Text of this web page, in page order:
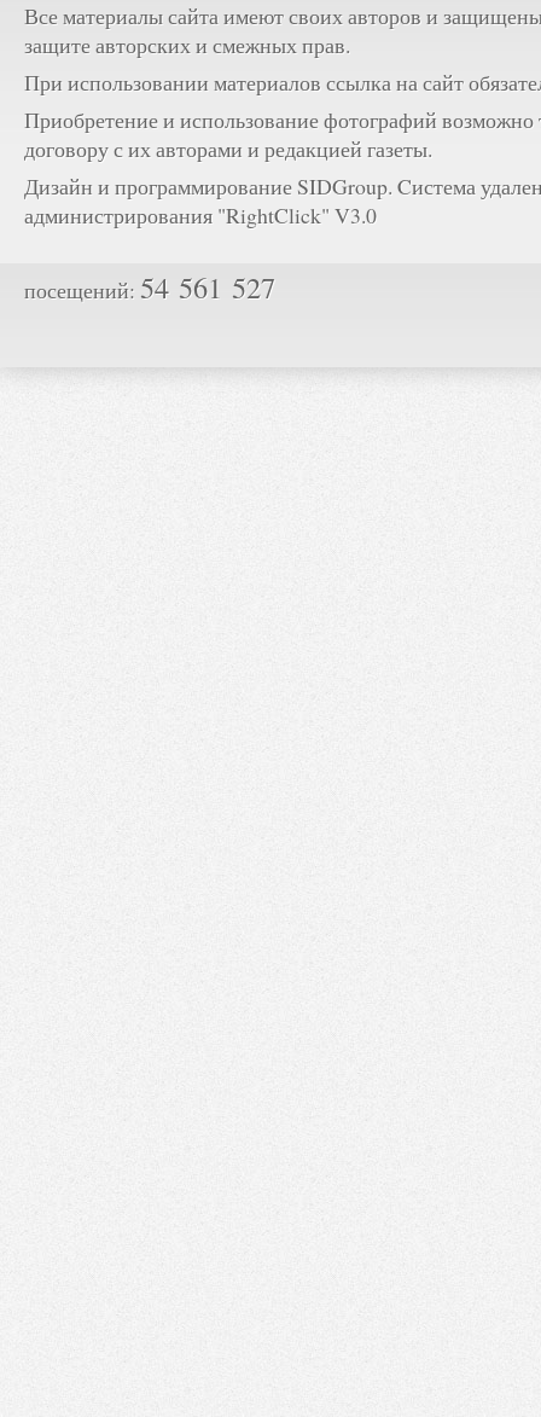
Все материалы сайта имеют своих авторов и
защите авторских и смежных прав.
При использовании материалов ссылка на сайт
Приобретение и использование фотографий возможно
договору с их авторами и редакцией газеты.
Дизайн и программирование SIDGroup. Cистема
администрирования "RightClick" V3.0
посещений: 54 561 527